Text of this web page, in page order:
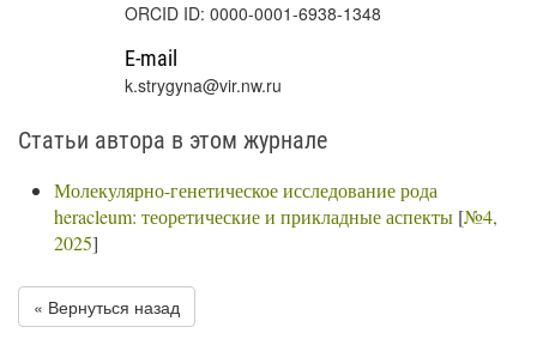
ORCID ID: 0000-0001-6938-1348
E-mail
k.strygyna@vir.nw.ru
Статьи автора в этом журнале
Молекулярно-генетическое исследование рода
heracleum: теоретические и прикладные аспекты [№4,
2025]
« Вернуться назад